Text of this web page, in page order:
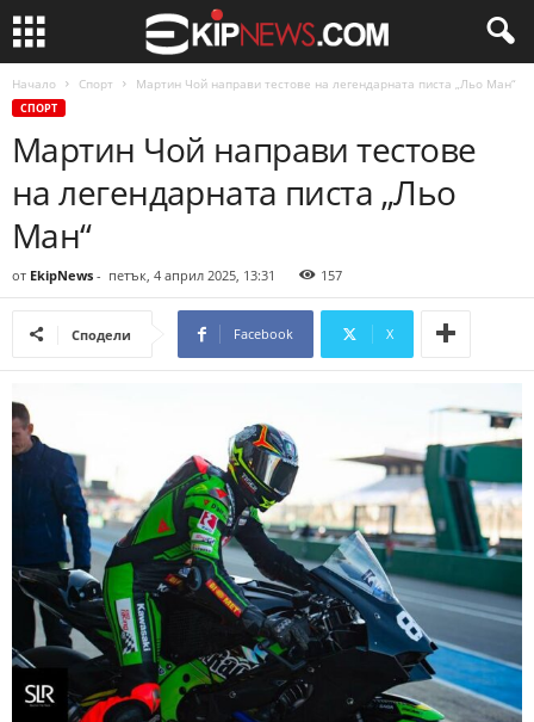
Начало Спорт Мартин Чой направи тестове на легендарната писта „Льо Ман“
СПОРТ
Мартин Чой направи тестове
на легендарната писта „Льо
Ман“
от EkipNews - петък, 4 април 2025, 13:31 157
Сподели Facebook X